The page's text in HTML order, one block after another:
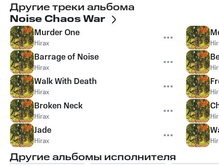
Другие треки альбома
Noise Chaos War
Murder One
Hirax
Barrage of Noise
Hirax
Walk With Death
Hirax
Broken Neck
Hirax
Jade
Hirax
Другие альбомы исполнителя